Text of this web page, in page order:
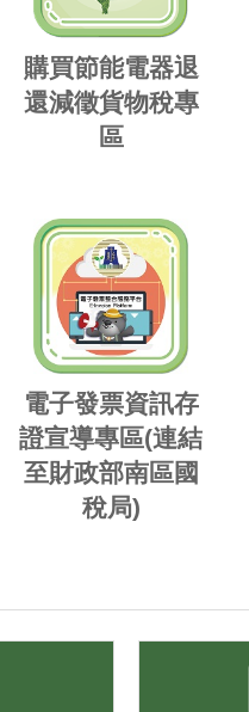
購買節能電器退
還減徵貨物稅專
區
電子發票資訊存
證宣導專區(連結
至財政部南區國
稅局)